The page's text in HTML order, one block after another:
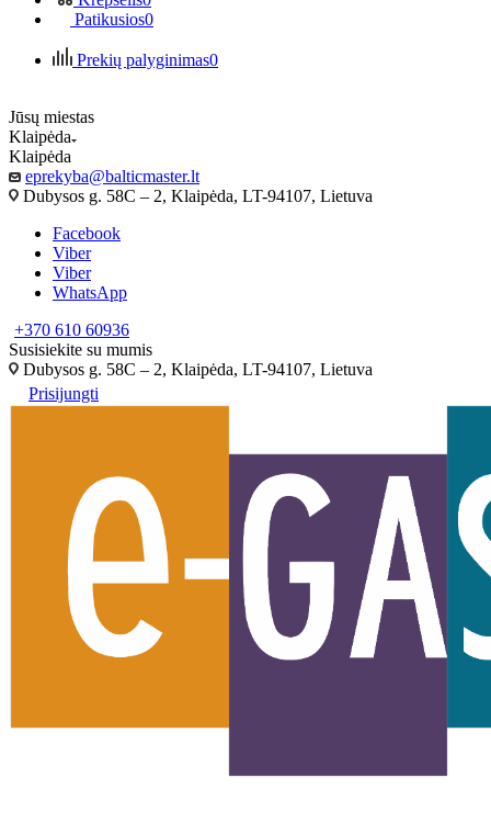
Patikusios0
Prekių palyginimas0
Jūsų miestas
Klaipėda
Klaipėda
eprekyba@balticmaster.lt
Dubysos g. 58C – 2, Klaipėda, LT-94107, Lietuva
Facebook
Viber
Viber
WhatsApp
+370 610 60936
Susisiekite su mumis
Dubysos g. 58C – 2, Klaipėda, LT-94107, Lietuva
Prisijungti